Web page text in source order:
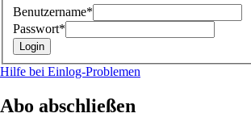
Benutzername*
Passwort*
Hilfe bei Einlog-Problemen
Abo abschließen